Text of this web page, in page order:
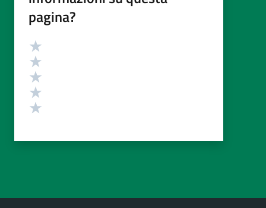
pagina?
Valutazione